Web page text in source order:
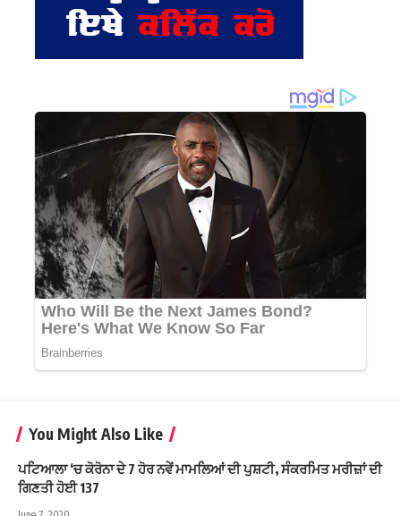
You Might Also Like
ਪਟਿਆਲਾ ‘ਚ ਕੋਰੋਨਾ ਦੇ 7 ਹੋਰ ਨਵੇਂ ਮਾਮਲਿਆਂ ਦੀ ਪੁਸ਼ਟੀ, ਸੰਕਰਮਿਤ ਮਰੀਜ਼ਾਂ ਦੀ
ਗਿਣਤੀ ਹੋਈ 137